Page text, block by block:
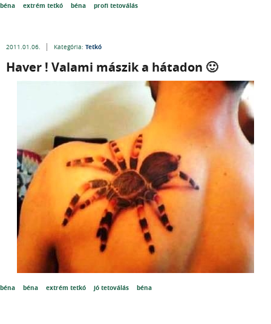
béna extrém tetkó béna profi tetoválás
2011.01.06. Kategória: Tetkó
Haver ! Valami mászik a hátadon 🙂
béna béna extrém tetkó jó tetoválás béna